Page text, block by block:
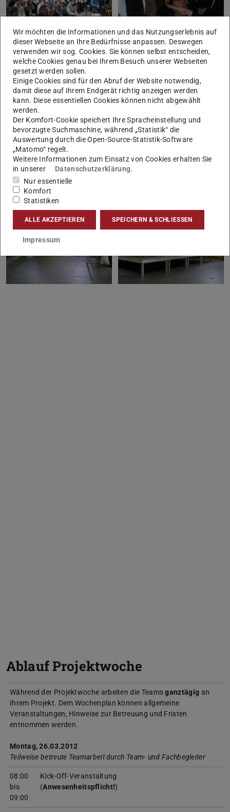
Ablauf Projektwoche
Während der Projektwoche arbeiten die Teamsganztägig an
Ihrem Projekt. Dem Wochenplan können allgemeine
Veranstaltungen, Hinweise zur Betreuung und Fristen
entnommen werden.
Montag, 26.03.2012
Teilweise betreute Teamarbeit durch Team- und Fachbegleiter
08:00
bis
09:00
Kick-Off-Veranstaltung
(Anwesenheitspflicht!)
Wir möchten die Informationen und das Nutzungserlebnis auf
dieser Webseite an Ihre Bedürfnisse anpassen. Deswegen
verwenden wir sog. Cookies. Sie können selbst entscheiden,
welche Cookies genau bei Ihrem Besuch unserer Webseiten
gesetzt werden sollen.
Einige Cookies sind für den Abruf der Website notwendig,
damit diese auf Ihrem Endgerät richtig anzeigen werden
kann. Diese essentiellen Cookies können nicht abgewählt
werden.
Der Komfort-Cookie speichert Ihre Spracheinstellung und
bevorzugte Suchmaschine, während „Statistik“ die
Auswertung durch die Open-Source-Statistik-Software
„Matomo“ regelt.
Weitere Informationen zum Einsatz von Cookies erhalten Sie
in unserer
Datenschutzerklärung.
Nur essentielle
Komfort
Statistiken
ALLE AKZEPTIEREN SPEICHERN & SCHLIESSEN
Impressum